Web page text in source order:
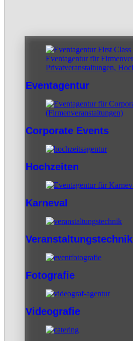
Eventagentur
Corporate Events
Hochzeiten
Karneval
Veranstaltungstechnik
Fotografie
Videografie